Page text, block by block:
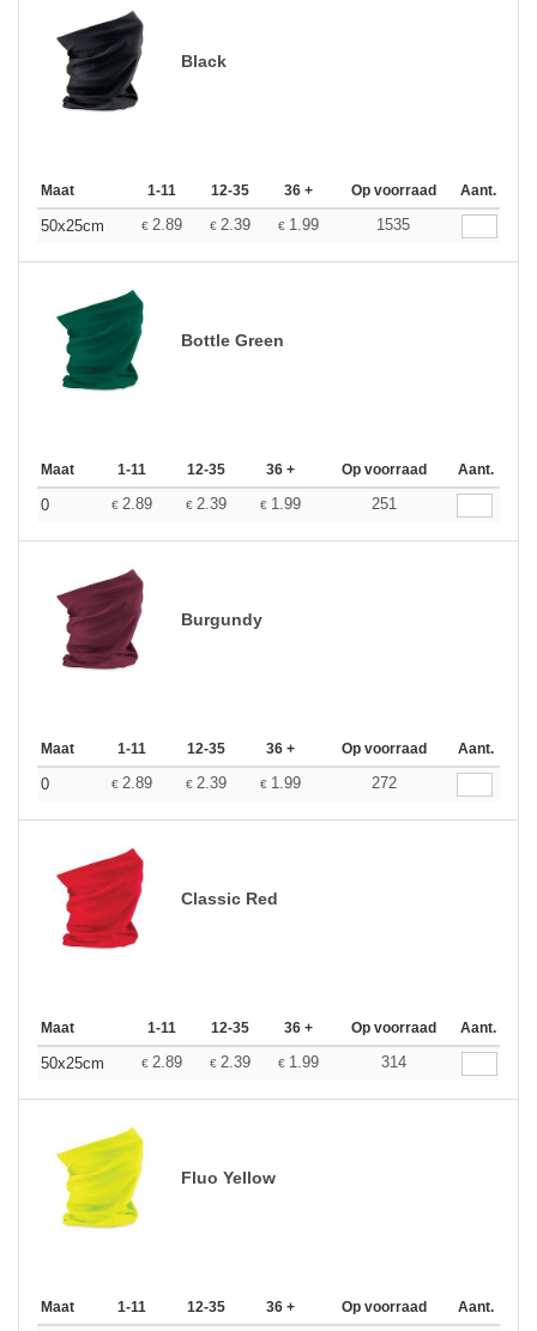
Black
Maat 1-11 12-35 36 + Op voorraad Aant.
50x25cm € 2.89 € 2.39 € 1.99 1535
Bottle Green
Maat 1-11 12-35 36 + Op voorraad Aant.
0 € 2.89 € 2.39 € 1.99 251
Burgundy
Maat 1-11 12-35 36 + Op voorraad Aant.
0 € 2.89 € 2.39 € 1.99 272
Classic Red
Maat 1-11 12-35 36 + Op voorraad Aant.
50x25cm € 2.89 € 2.39 € 1.99 314
Fluo Yellow
Maat 1-11 12-35 36 + Op voorraad Aant.